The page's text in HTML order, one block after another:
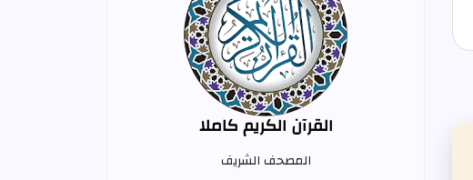
القرآن الكريم كاملا
المصحف الشريف